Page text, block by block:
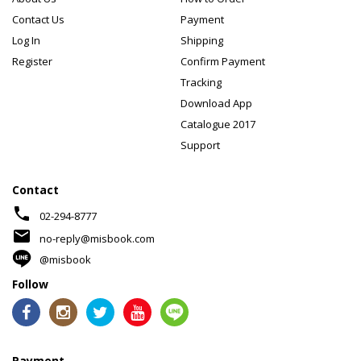
Contact Us
Log In
Register
Payment
Shipping
Confirm Payment
Tracking
Download App
Catalogue 2017
Support
Contact
phone 02-294-8777
mail
no-reply@misbook.com
@misbook
Follow